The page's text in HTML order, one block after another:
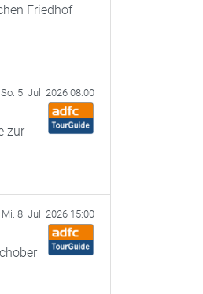
Friedhof
So. 5. Juli 2026 08:00
zur
Mi. 8. Juli 2026 15:00